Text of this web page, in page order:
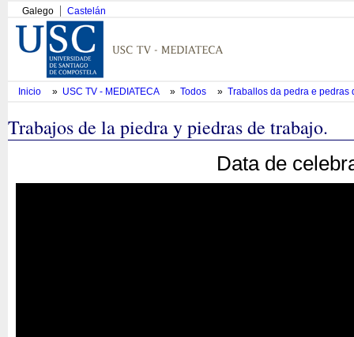
Galego Castelán
Inicio » USC TV - MEDIATECA » Todos » Traballos da pedra e pedras
Trabajos de la piedra y piedras de trabajo.
Data de